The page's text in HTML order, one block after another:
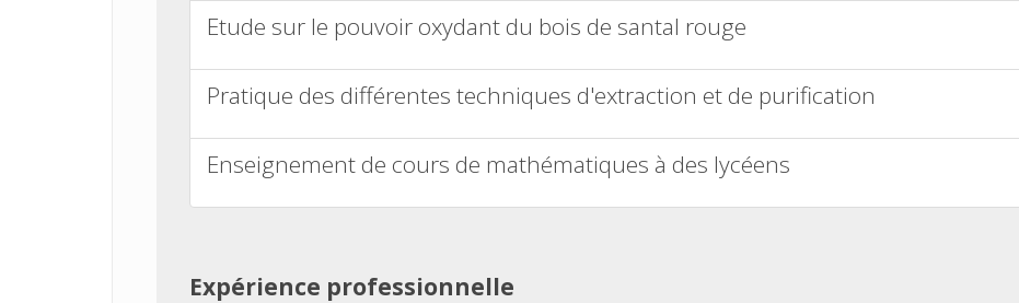
Etude sur le pouvoir oxydant du bois de santal rouge
Pratique des différentes techniques d'extraction et de purification
Enseignement de cours de mathématiques à des lycéens
Expérience professionnelle